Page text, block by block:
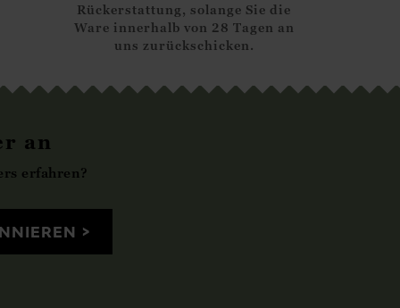
Rückerstattung, solange Sie die
Ware innerhalb von 28 Tagen an
uns zurückschicken.
an
erfahren?